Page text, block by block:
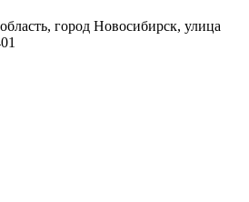
город Новосибирск, улица